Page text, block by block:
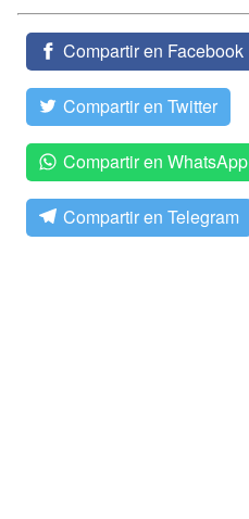
Compartir en Facebook
Compartir en Twitter
Compartir en WhatsApp
Compartir en Telegram